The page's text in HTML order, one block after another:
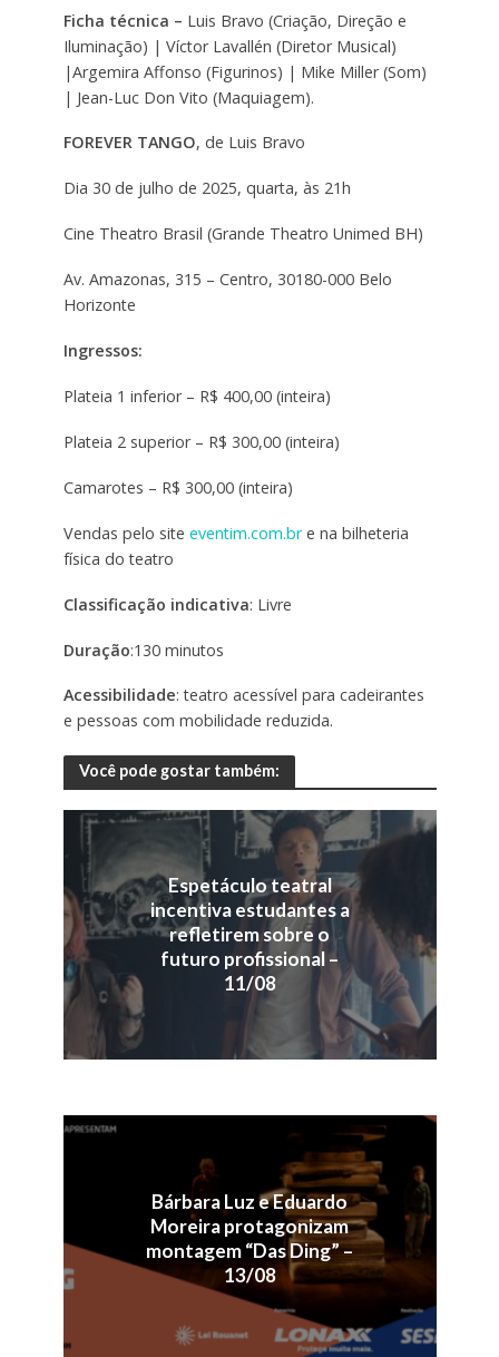
Ficha técnica – Luis Bravo (Criação, Direção e
Iluminação) | Víctor Lavallén (Diretor Musical)
|Argemira Affonso (Figurinos) | Mike Miller (Som)
| Jean-Luc Don Vito (Maquiagem).
FOREVER TANGO, de Luis Bravo
Dia 30 de julho de 2025, quarta, às 21h
Cine Theatro Brasil (Grande Theatro Unimed BH)
Av. Amazonas, 315 – Centro, 30180-000 Belo
Horizonte
Ingressos:
Plateia 1 inferior – R$ 400,00 (inteira)
Plateia 2 superior – R$ 300,00 (inteira)
Camarotes – R$ 300,00 (inteira)
Vendas pelo site eventim.com.bre na bilheteria
física do teatro
Classificação indicativa: Livre
Duração:130 minutos
Acessibilidade: teatro acessível para cadeirantes
e pessoas com mobilidade reduzida.
Você pode gostar também:
Espetáculo teatral
incentiva estudantes a
refletirem sobre o
futuro profissional –
11/08
Bárbara Luz e Eduardo
Moreira protagonizam
montagem “Das Ding” –
13/08